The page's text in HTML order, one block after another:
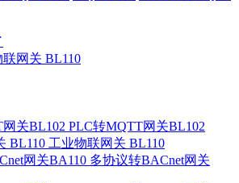
联网关 BL110
PLC转MQTT网关BL102
工业物联网关 BL110
多协议转BACnet网关